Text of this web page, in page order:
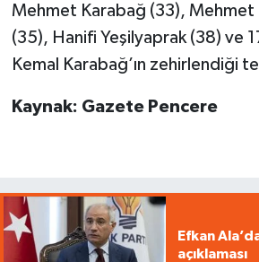
Mehmet Karabağ (33), Mehmet
(35), Hanifi Yeşilyaprak (38) ve
Kemal Karabağ’ın zehirlendiği
Kaynak: Gazete Pencere
Efkan
açıklaması